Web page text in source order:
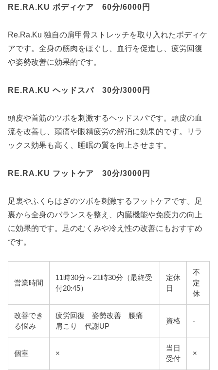
RE.RA.KU ボディケア 60分/6000円
Re.Ra.Ku 独自の肩甲骨ストレッチを取り入れたボディケ
アです。全身の筋肉をほぐし、血行を促進し、疲労回復
や姿勢改善に効果的です。
RE.RA.KU ヘッドスパ 30分/3000円
頭皮や首筋のツボを刺激するヘッドスパです。頭皮の血
流を改善し、頭痛や眼精疲労の解消に効果的です。リラ
ックス効果も高く、睡眠の質を向上させます。
RE.RA.KU フットケア 30分/3000円
足裏やふくらはぎのツボを刺激するフットケアです。足
裏から全身のバランスを整え、内臓機能や免疫力の向上
に効果的です。足のむくみや冷え性の改善にもおすすめ
です。
営業時間
11時30分～21時30分（最終受
付20:45）
定休
日
不
定
休
改善でき
る悩み
疲労回復 姿勢改善 腰痛
肩こり 代謝UP
資格 -
個室 ×
当日
受付
×